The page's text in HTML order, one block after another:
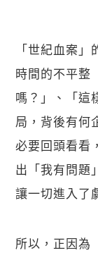
「世紀血案
時間的不平整
嗎？」、「這
局，背後有何
必要回頭看看
出「我有問題
讓一切進入了
所以，正因為